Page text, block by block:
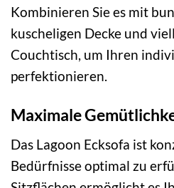
Kombinieren Sie es mit
kuscheligen Decke und
Couchtisch, um Ihren
perfektionieren.
Maximale
Das Lagoon Ecksofa ist
Bedürfnisse optimal zu